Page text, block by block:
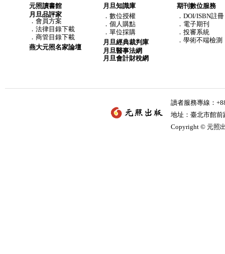
元照讀書館
月旦品評家
． 會員方案
． 法律目錄下載
． 商管目錄下載
燕大元照名家論壇
月旦知識庫
． 數位授權
． 個人購點
． 單位採購
月旦經典裁判庫
月旦醫事法網
月旦會計財稅網
期刊數位服務
．DOI/ISBN註冊
．電子期刊
．投審系統
．學術不端檢測
讀者服務專線：
地址：臺北市館
Copyright © 元照